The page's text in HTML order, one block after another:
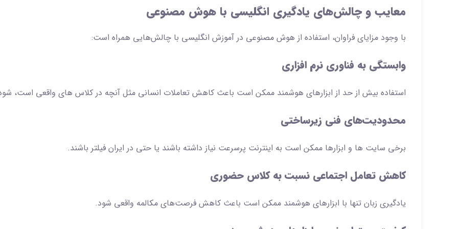
معایب و چالش‌های یادگیری انگلیسی با هوش مصنوعی
با وجود مزایای فراوان، استفاده از هوش مصنوعی در آموزش انگلیسی با چالش‌هایی همراه است:
وابستگی به فناوری نرم افزاری
استفاده بیش از حد از ابزارهای هوشمند ممکن است باعث کاهش تعاملات انسانی مثل آنچه در کلاس های واقعی است،
محدودیت‌های فنی زیرساختی
برخی سایت ها و ابزارها ممکن است به اینترنت پرسرعت نیاز داشته باشند یا حتی در ایران فیلتر باشند.
کاهش تعامل اجتماعی نسبت به کلاس حضوری
یادگیری زبان تنها با ابزارهای هوشمند ممکن است باعث کاهش فرصت‌های مکالمه واقعی شود.